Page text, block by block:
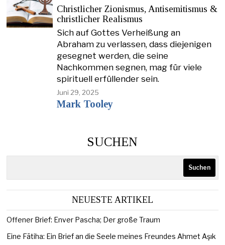
Christlicher Zionismus, Antisemitismus &
christlicher Realismus
Sich auf Gottes Verheißung an
Abraham zu verlassen, dass diejenigen
gesegnet werden, die seine
Nachkommen segnen, mag für viele
spirituell erfüllender sein.
Juni 29, 2025
Mark Tooley
SUCHEN
Suchen
NEUESTE ARTIKEL
Offener Brief: Enver Pascha; Der große Traum
Eine Fātiha: Ein Brief an die Seele meines Freundes Ahmet Aşık